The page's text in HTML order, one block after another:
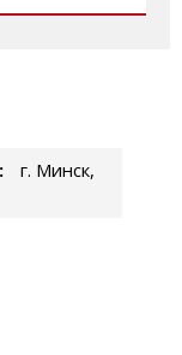
г. Минск,